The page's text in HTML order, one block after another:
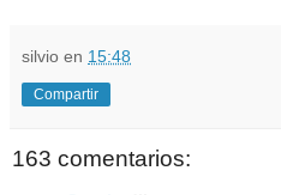
silvio en 15:48
Compartir
163 comentarios: